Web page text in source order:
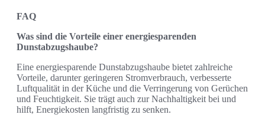
FAQ
Was sind die Vorteile einer energiesparenden
Dunstabzugshaube?
Eine energiesparende Dunstabzugshaube bietet zahlreiche
Vorteile, darunter geringeren Stromverbrauch, verbesserte
Luftqualität in der Küche und die Verringerung von Gerüchen
und Feuchtigkeit. Sie trägt auch zur Nachhaltigkeit bei und
hilft, Energiekosten langfristig zu senken.